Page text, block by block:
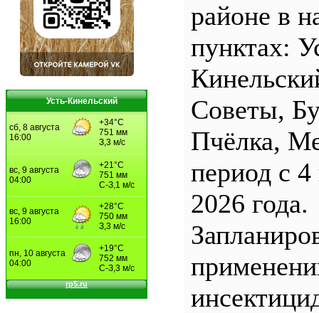
Усть-Кинельский
районе в
пунктах:
Советы,
Пчёлка,
период с 4
2026 года.